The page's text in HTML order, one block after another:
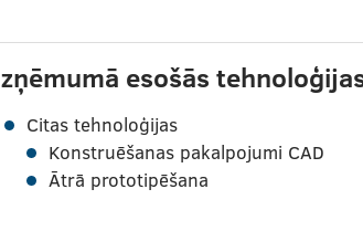
esošās
Citas tehnoloģijas
Konstruēšanas pakalpojumi CAD
Ātrā prototipēšana